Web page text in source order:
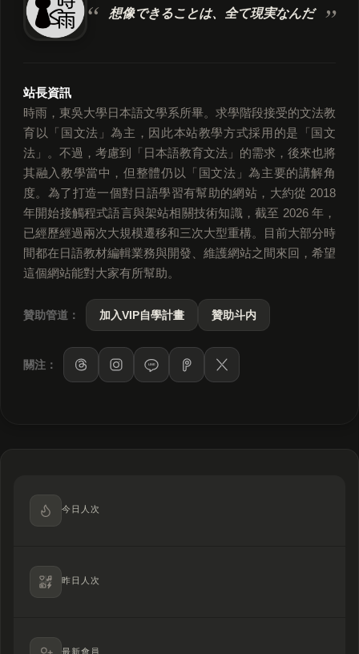
想像できることは、 全て現実なんだ
站長資訊
時雨，東吳大學日本語文學系所畢。求學階段接受的文法教
育以「国文法」為主，因此本站教學方式採用的是「国文
法」。不過，考慮到「日本語教育文法」的需求，後來也將
其融入教學當中，但整體仍以「国文法」為主要的講解角
度。為了打造一個對日語學習有幫助的網站，大約從 2018
年開始接觸程式語言與架站相關技術知識，截至 2026 年，
已經歷經過兩次大規模遷移和三次大型重構。目前大部分時
間都在日語教材編輯業務與開發、維護網站之間來回，希望
這個網站能對大家有所幫助。
贊助管道： 加入VIP自學計畫 贊助斗内
關注： LINE
今日人次
昨日人次
最新會員